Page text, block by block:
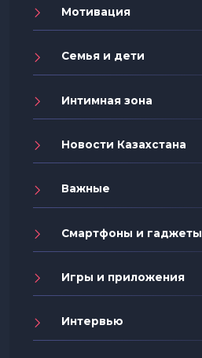
Мотивация
Семья и дети
Интимная зона
Новости Казахстана
Важные
Смартфоны и гаджеты
Игры и приложения
Интервью